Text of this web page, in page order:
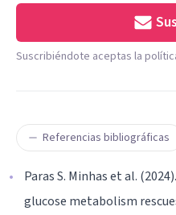
Suscribiéndote aceptas la
Referencias bibliográficas
Paras S. Minhas et al.
glucose metabolism